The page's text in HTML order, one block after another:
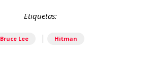
Etiquetas:
Bruce Lee | Hitman